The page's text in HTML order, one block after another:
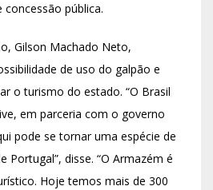
pública.
Gilson Machado Neto,
de uso do galpão e
o turismo do estado. “O Brasil
em parceria com o governo
pode se tornar uma espécie de
Portugal”, disse. “O Armazém é
Hoje temos mais de 300